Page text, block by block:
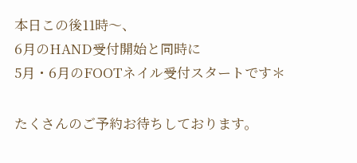
本日この後11時〜、
6月のHAND受付開始と同時に
5月・6月のFOOTネイル受付スタートです＊
たくさんのご予約お待ちしております。